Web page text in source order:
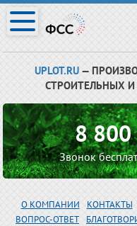
UPLOT.RU —
СТРОИТЕЛЬНЫХ
8
Звонок
О КОМПАНИИ КОНТАКТЫ
ВОПРОС-ОТВЕТ